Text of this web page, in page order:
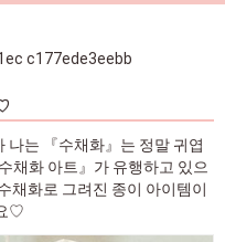
나는 『수채화』는 정말 귀엽
채화 아트』가 유행하고 있으
채화로 그려진 종이 아이템이
♡